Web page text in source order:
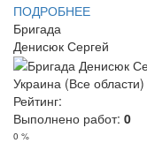
ПОДРОБНЕЕ
Бригада
Денисюк Сергей
Украина (Все области)
Рейтинг:
Выполнено работ: 0
0 %